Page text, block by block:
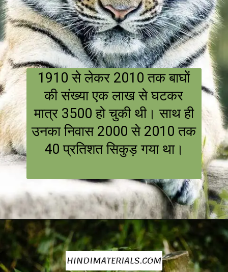
1910 से लेकर 2010 तक बाघों
की संख्या एक लाख से घटकर
मात्र 3500 हो चुकी थी। साथ ही
उनका निवास 2000 से 2010 तक
40 प्रतिशत सिकुड़ गया था।